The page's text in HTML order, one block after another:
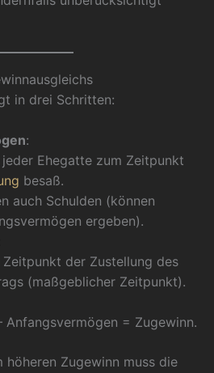
in drei Schritten:
:
Ehegatte zum Zeitpunkt
besaß.
auch Schulden (können
ergeben).
der Zustellung des
(maßgeblicher Zeitpunkt).
Anfangsvermögen = Zugewinn.
höheren Zugewinn muss die